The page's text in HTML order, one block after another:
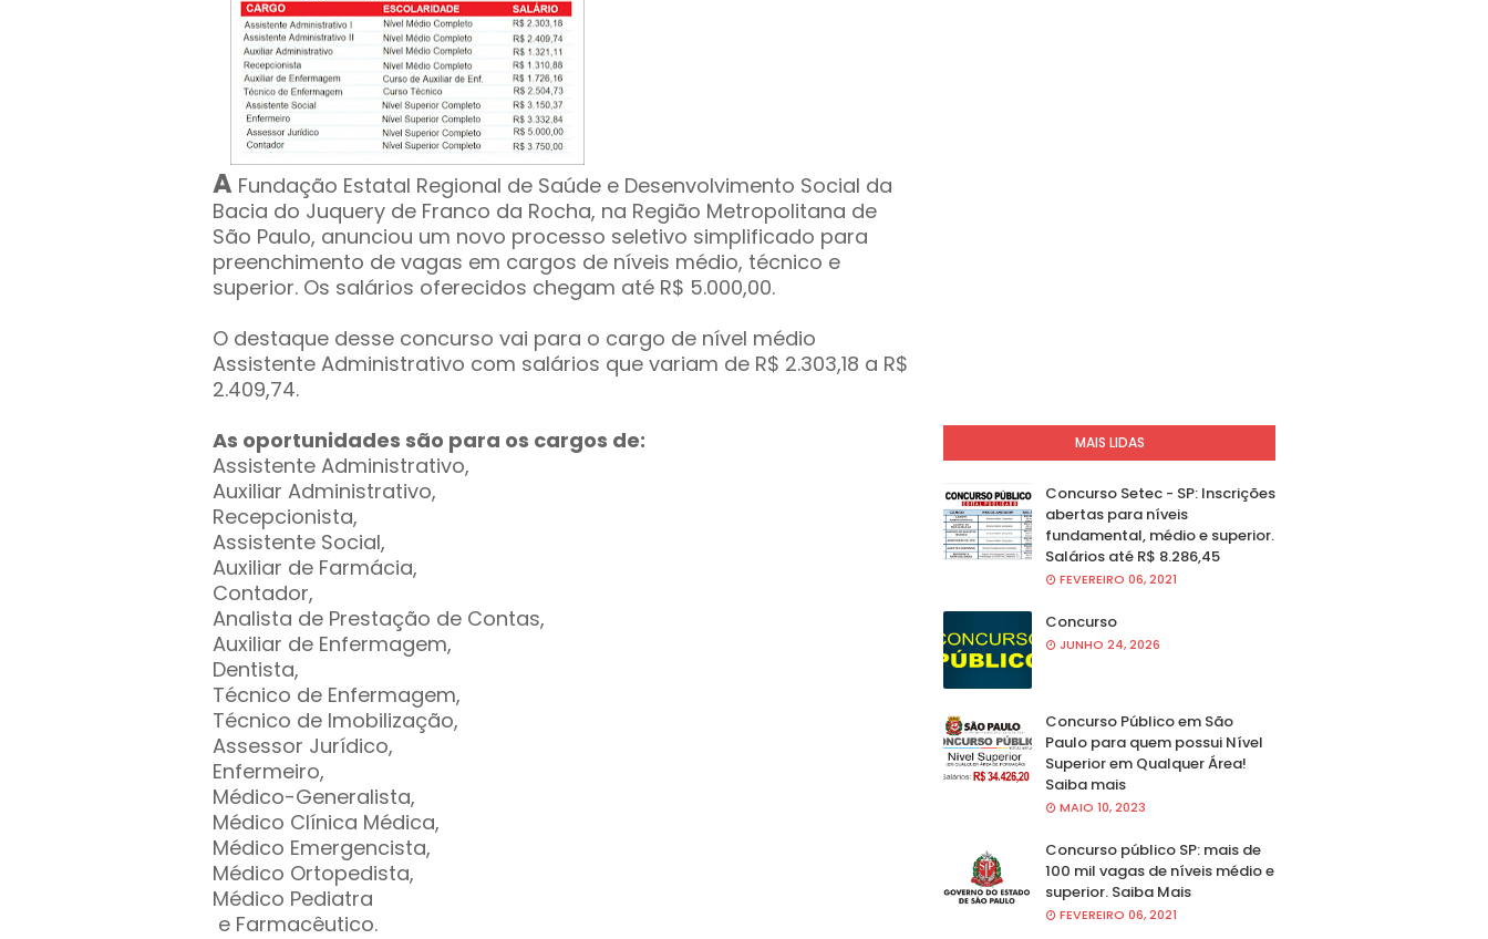
A Fundação Estatal Regional de Saúde e Desenvolvimento Social da
Bacia do Juquery de Franco da Rocha, na Região Metropolitana de
São Paulo, anunciou um novo processo seletivo simplificado para
preenchimento de vagas em cargos de níveis médio, técnico e
superior. Os salários oferecidos chegam até R$ 5.000,00.
O destaque desse concurso vai para o cargo de nível médio
Assistente Administrativo com salários que variam de R$ 2.303,18 a R$
2.409,74.
As oportunidades são para os cargos de:
Assistente Administrativo,
Auxiliar Administrativo,
Recepcionista,
Assistente Social,
Auxiliar de Farmácia,
Contador,
Analista de Prestação de Contas,
Auxiliar de Enfermagem,
Dentista,
Técnico de Enfermagem,
Técnico de Imobilização,
Assessor Jurídico,
Enfermeiro,
Médico-Generalista,
Médico Clínica Médica,
Médico Emergencista,
Médico Ortopedista,
Médico Pediatra
e Farmacêutico.
MAIS LIDAS
Concurso Setec - SP: Inscrições
abertas para níveis
fundamental, médio e superior.
Salários até R$ 8.286,45
FEVEREIRO 06, 2021
Concurso
JUNHO 24, 2026
Concurso Público em São
Paulo para quem possui Nível
Superior em Qualquer Área!
Saiba mais
MAIO 10, 2023
Concurso público SP: mais de
100 mil vagas de níveis médio e
superior. Saiba Mais
FEVEREIRO 06, 2021